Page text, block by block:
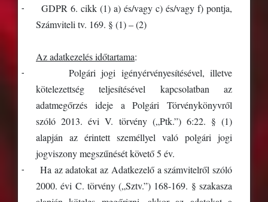
-
GDPR 6. cikk (1) a) és/vagy c) és/vagy f) pontja,
Számviteli tv. 169. § (1) – (2)
Az adatkezelés időtartama:
-
Polgári jogi igényérvényesítésével, illetve
kötelezettség teljesítésével kapcsolatban az
adatmegőrzés ideje a Polgári Törvénykönyvről
szóló 2013. évi V. törvény („Ptk.”) 6:22. § (1)
alapján az érintett személlyel való polgári jogi
jogviszony megszűnését követő 5 év.
-
Ha az adatokat az Adatkezelő a számvitelről szóló
2000. évi C. törvény („Sztv.”) 168-169. § szakasza